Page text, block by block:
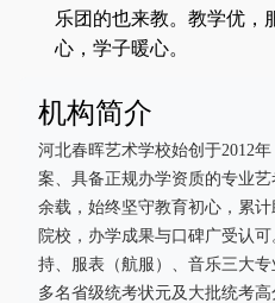
乐团的也来教。教学优，
心，学子暖心。
机构简介
河北春晖艺术学校始创于2012
案、具备正规办学资质的专业
余载，始终坚守教育初心，累
院校，办学成果与口碑广受认
持、服表（航服）、音乐三大
多名省级统考状元及大批统考